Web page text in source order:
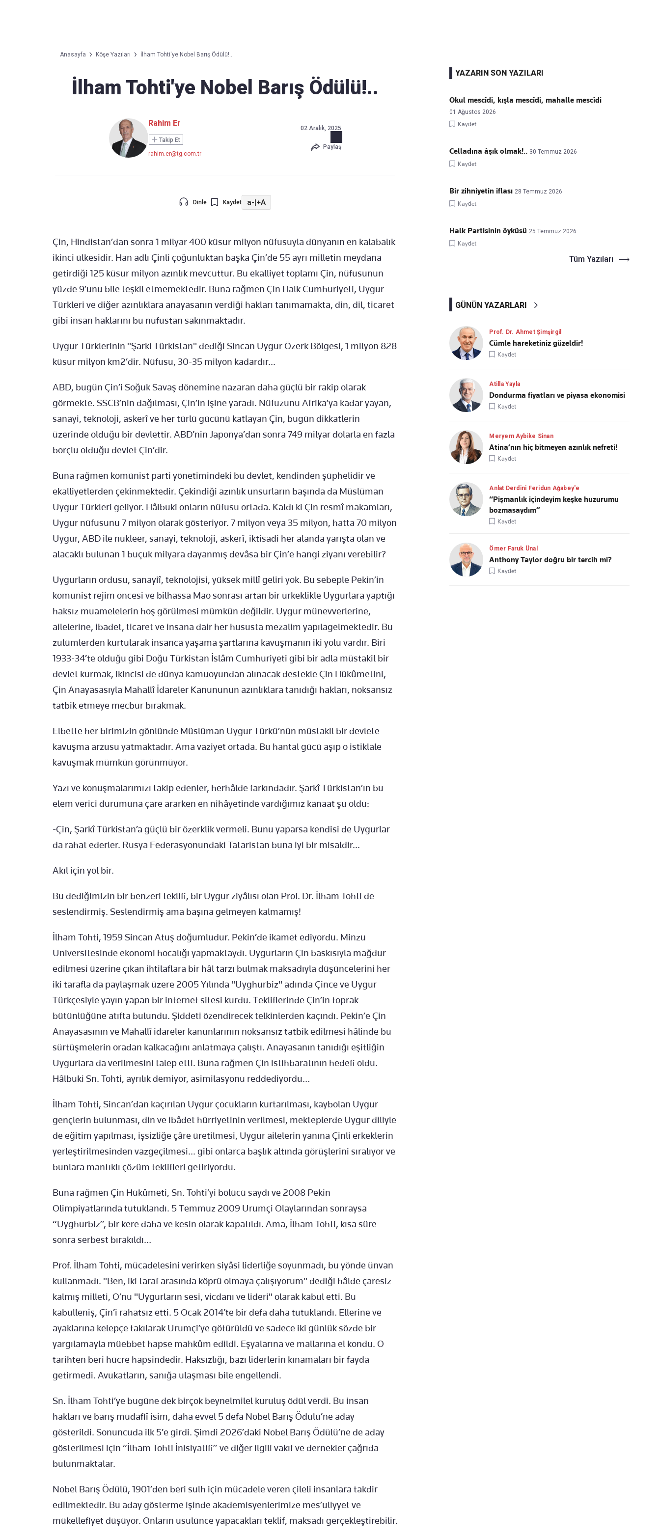
Favori mecralarınızda haber
Anasayfa Köşe Yazıları İlham Tohti'ye Nobel Barış Ödülü!..
İlham Tohti'ye Nobel Barış Ödülü!..
Rahim Er
Takip Et
rahim.er@tg.com.tr
02 Aralık, 2025
Paylaş
Dinle Kaydet a-|+A
Çin, Hindistan’dan sonra 1 milyar 400 küsur milyon nüfusuyla dünyanın en kalabalık
ikinci ülkesidir. Han adlı Çinli çoğunluktan başka Çin’de 55 ayrı milletin meydana
getirdiği 125 küsur milyon azınlık mevcuttur. Bu ekalliyet toplamı Çin, nüfusunun
yüzde 9’unu bile teşkil etmemektedir. Buna rağmen Çin Halk Cumhuriyeti, Uygur
Türkleri ve diğer azınlıklara anayasanın verdiği hakları tanımamakta, din, dil, ticaret
gibi insan haklarını bu nüfustan sakınmaktadır.
Uygur Türklerinin "Şarki Türkistan" dediği Sincan Uygur Özerk Bölgesi, 1 milyon 828
küsur milyon km2’dir. Nüfusu, 30-35 milyon kadardır...
ABD, bugün Çin’i Soğuk Savaş dönemine nazaran daha güçlü bir rakip olarak
görmekte. SSCB’nin dağılması, Çin’in işine yaradı. Nüfuzunu Afrika’ya kadar yayan,
sanayi, teknoloji, askerî ve her türlü gücünü katlayan Çin, bugün dikkatlerin
üzerinde olduğu bir devlettir. ABD’nin Japonya’dan sonra 749 milyar dolarla en fazla
borçlu olduğu devlet Çin’dir.
Buna rağmen komünist parti yönetimindeki bu devlet, kendinden şüphelidir ve
ekalliyetlerden çekinmektedir. Çekindiği azınlık unsurların başında da Müslüman
Uygur Türkleri geliyor. Hâlbuki onların nüfusu ortada. Kaldı ki Çin resmî makamları,
Uygur nüfusunu 7 milyon olarak gösteriyor. 7 milyon veya 35 milyon, hatta 70 milyon
Uygur, ABD ile nükleer, sanayi, teknoloji, askerî, iktisadi her alanda yarışta olan ve
alacaklı bulunan 1 buçuk milyara dayanmış devâsa bir Çin’e hangi ziyanı verebilir?
Uygurların ordusu, sanayiî, teknolojisi, yüksek millî geliri yok. Bu sebeple Pekin’in
komünist rejim öncesi ve bilhassa Mao sonrası artan bir ürkeklikle Uygurlara yaptığı
haksız muamelelerin hoş görülmesi mümkün değildir. Uygur münevverlerine,
ailelerine, ibadet, ticaret ve insana dair her hususta mezalim yapılagelmektedir. Bu
zulümlerden kurtularak insanca yaşama şartlarına kavuşmanın iki yolu vardır. Biri
1933-34’te olduğu gibi Doğu Türkistan İslâm Cumhuriyeti gibi bir adla müstakil bir
devlet kurmak, ikincisi de dünya kamuoyundan alınacak destekle Çin Hükûmetini,
Çin Anayasasıyla Mahallî İdareler Kanununun azınlıklara tanıdığı hakları, noksansız
tatbik etmeye mecbur bırakmak.
Elbette her birimizin gönlünde Müslüman Uygur Türkü’nün müstakil bir devlete
kavuşma arzusu yatmaktadır. Ama vaziyet ortada. Bu hantal gücü aşıp o istiklale
kavuşmak mümkün görünmüyor.
Yazı ve konuşmalarımızı takip edenler, herhâlde farkındadır. Şarkî Türkistan’ın bu
elem verici durumuna çare ararken en nihâyetinde vardığımız kanaat şu oldu:
-Çin, Şarkî Türkistan’a güçlü bir özerklik vermeli. Bunu yaparsa kendisi de Uygurlar
da rahat ederler. Rusya Federasyonundaki Tataristan buna iyi bir misaldir...
Akıl için yol bir.
Bu dediğimizin bir benzeri teklifi, bir Uygur ziyâlısı olan Prof. Dr. İlham Tohti de
seslendirmiş. Seslendirmiş ama başına gelmeyen kalmamış!
İlham Tohti, 1959 Sincan Atuş doğumludur. Pekin’de ikamet ediyordu. Minzu
Üniversitesinde ekonomi hocalığı yapmaktaydı. Uygurların Çin baskısıyla mağdur
edilmesi üzerine çıkan ihtilaflara bir hâl tarzı bulmak maksadıyla düşüncelerini her
iki tarafla da paylaşmak üzere 2005 Yılında "Uyghurbiz" adında Çince ve Uygur
Türkçesiyle yayın yapan bir internet sitesi kurdu. Tekliflerinde Çin’in toprak
bütünlüğüne atıfta bulundu. Şiddeti özendirecek telkinlerden kaçındı. Pekin’e Çin
Anayasasının ve Mahallî idareler kanunlarının noksansız tatbik edilmesi hâlinde bu
sürtüşmelerin oradan kalkacağını anlatmaya çalıştı. Anayasanın tanıdığı eşitliğin
Uygurlara da verilmesini talep etti. Buna rağmen Çin istihbaratının hedefi oldu.
Hâlbuki Sn. Tohti, ayrılık demiyor, asimilasyonu reddediyordu…
İlham Tohti, Sincan’dan kaçırılan Uygur çocukların kurtarılması, kaybolan Uygur
gençlerin bulunması, din ve ibâdet hürriyetinin verilmesi, mekteplerde Uygur diliyle
de eğitim yapılması, işsizliğe çâre üretilmesi, Uygur ailelerin yanına Çinli erkeklerin
yerleştirilmesinden vazgeçilmesi... gibi onlarca başlık altında görüşlerini sıralıyor ve
bunlara mantıklı çözüm teklifleri getiriyordu.
Buna rağmen Çin Hükûmeti, Sn. Tohti’yi bölücü saydı ve 2008 Pekin
Olimpiyatlarında tutuklandı. 5 Temmuz 2009 Urumçi Olaylarından sonraysa
“Uyghurbiz”, bir kere daha ve kesin olarak kapatıldı. Ama, İlham Tohti, kısa süre
sonra serbest bırakıldı…
Prof. İlham Tohti, mücadelesini verirken siyâsi liderliğe soyunmadı, bu yönde ünvan
kullanmadı. "Ben, iki taraf arasında köprü olmaya çalışıyorum" dediği hâlde çaresiz
kalmış milleti, O’nu "Uygurların sesi, vicdanı ve lideri" olarak kabul etti. Bu
kabulleniş, Çin’i rahatsız etti. 5 Ocak 2014’te bir defa daha tutuklandı. Ellerine ve
ayaklarına kelepçe takılarak Urumçi’ye götürüldü ve sadece iki günlük sözde bir
yargılamayla müebbet hapse mahkûm edildi. Eşyalarına ve mallarına el kondu. O
tarihten beri hücre hapsindedir. Haksızlığı, bazı liderlerin kınamaları bir fayda
getirmedi. Avukatların, sanığa ulaşması bile engellendi.
Sn. İlham Tohti’ye bugüne dek birçok beynelmilel kuruluş ödül verdi. Bu insan
hakları ve barış müdafiî isim, daha evvel 5 defa Nobel Barış Ödülü’ne aday
gösterildi. Sonuncuda ilk 5’e girdi. Şimdi 2026’daki Nobel Barış Ödülü’ne de aday
gösterilmesi için “İlham Tohti İnisiyatifi” ve diğer ilgili vakıf ve dernekler çağrıda
bulunmaktalar.
Nobel Barış Ödülü, 1901’den beri sulh için mücadele veren çileli insanlara takdir
edilmektedir. Bu aday gösterme işinde akademisyenlerimize mes’uliyyet ve
mükellefiyet düşüyor. Onların usulünce yapacakları teklif, maksadı gerçekleştirebilir.
YAZARIN SON YAZILARI
Okul mescîdi, kışla mescîdi, mahalle mescîdi
01 Ağustos 2026
Kaydet
Celladına âşık olmak!.. 30 Temmuz 2026
Kaydet
Bir zihniyetin iflası 28 Temmuz 2026
Kaydet
Halk Partisinin öyküsü 25 Temmuz 2026
Kaydet
Tüm Yazıları
GÜNÜN YAZARLARI
Prof. Dr. Ahmet Şimşirgil
Cümle hareketiniz güzeldir!
Kaydet
Atilla Yayla
Dondurma fiyatları ve piyasa ekonomisi
Kaydet
Meryem Aybike Sinan
Atina’nın hiç bitmeyen azınlık nefreti!
Kaydet
Anlat Derdini Feridun Ağabey'e
“Pişmanlık içindeyim keşke huzurumu
bozmasaydım”
Kaydet
Ömer Faruk Ünal
Anthony Taylor doğru bir tercih mi?
Kaydet